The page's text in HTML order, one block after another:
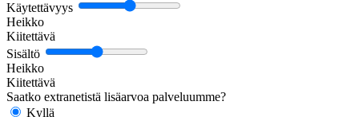
Käytettävyys
Heikko
Kiitettävä
Sisältö
Heikko
Kiitettävä
Saatko extranetistä lisäarvoa palveluumme?
Kyllä